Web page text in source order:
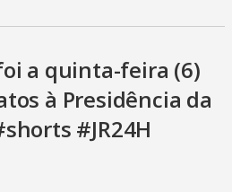
a quinta-feira (6)
à Presidência da
#JR24H